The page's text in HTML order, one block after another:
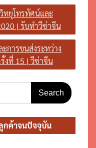
ทยุโทรทัศน์และ
| รับทำวีซ่าจีน
การขนส่งระหว่าง
งที่ 15 | วีซ่าจีน
กค้าจนปัจจุบัน